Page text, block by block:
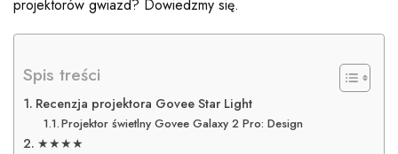
projektorów gwiazd? Dowiedzmy się.
Spis treści
Recenzja projektora Govee Star Light
Projektor świetlny Govee Galaxy 2 Pro: Design
★★★★